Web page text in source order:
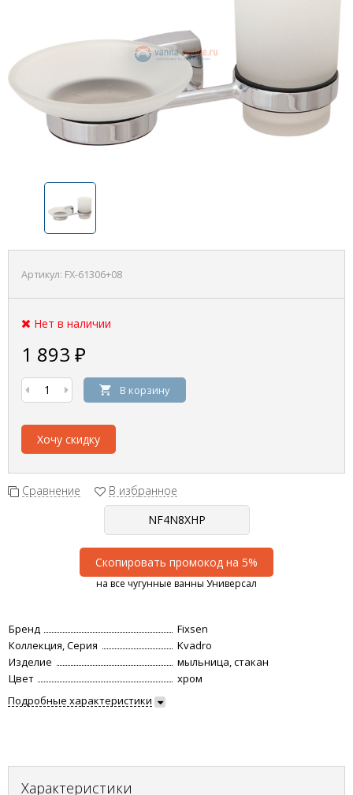
Артикул: FX-61306+08
Нет в наличии
1 893 ₽
В корзину
Хочу скидку
Сравнение В избранное
Скопировать промокод на 5%
на все чугунные ванны Универсал
Бренд
Fixsen
Коллекция, Серия
Kvadro
Изделие
мыльница, стакан
Цвет
хром
Подробные характеристики
Характеристики